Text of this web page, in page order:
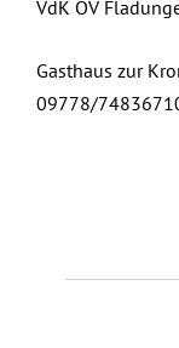
VdK OV
Gasthaus zur
09778/